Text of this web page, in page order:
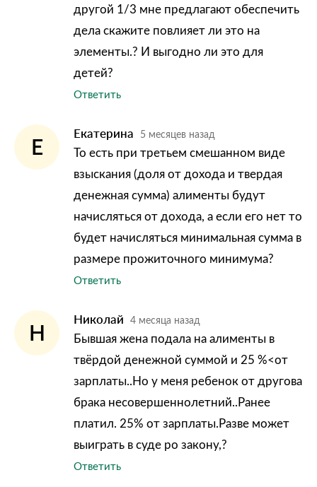
другой 1/3 мне предлагают обеспечить
дела скажите повлияет ли это на
элементы.? И выгодно ли это для
детей?
Ответить
Е
Екатерина 5 месяцев назад
То есть при третьем смешанном виде
взыскания (доля от дохода и твердая
денежная сумма) алименты будут
начисляться от дохода, а если его нет то
будет начисляться минимальная сумма в
размере прожиточного минимума?
Ответить
Н
Николай 4 месяца назад
Бывшая жена подала на алименты в
твёрдой денежной суммой и 25 %<от
зарплаты..Но у меня ребенок от другова
брака несовершеннолетний..Ранее
платил. 25% от зарплаты.Разве может
выиграть в суде ро закону,?
Ответить